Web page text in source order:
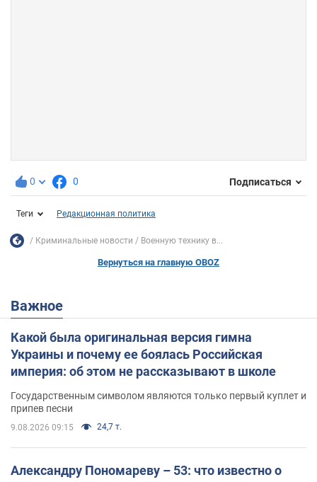
0 0 Подписаться
Теги Редакционная политика
Криминальные новости Военную технику в...
Вернуться на главную OBOZ
Важное
Какой была оригинальная версия гимна
Украины и почему ее боялась Российская
империя: об этом не рассказывают в школе
Государственным символом являются только первый куплет и
припев песни
9.08.2026 09:15 24,7 т.
Александру Пономареву – 53: что известно о